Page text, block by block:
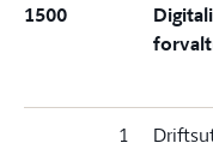
1500
1